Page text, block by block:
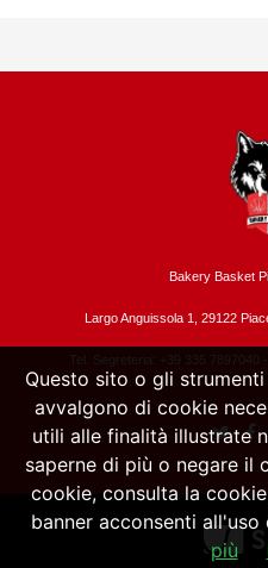
Bakery Basket
Largo Anguissola 1, 29122
Tel. Segreteria: +39 335.7897040
Questo sito o gli
avvalgono di cookie
utili alle finalità illustrate
saperne di più o negare il
cookie, consulta la
banner acconsenti all'uso
più